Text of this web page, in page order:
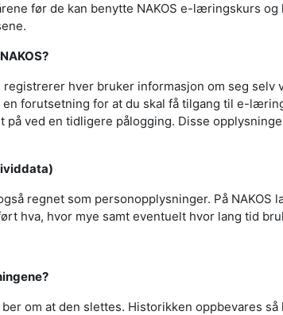
før de kan benytte NAKOS e-læringskurs
hver bruker informasjon om seg
forutsetning for at du skal få tilgang til e-
på ved en tidligere pålogging. Disse
regnet som personopplysninger. På
hva, hvor mye samt eventuelt hvor lang tid
om at den slettes. Historikken oppbevares